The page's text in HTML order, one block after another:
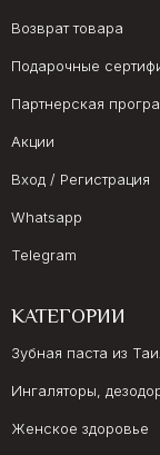
Возврат товара
Подарочные
Партнерская
Акции
Вход / Регистрация
Whatsapp
Telegram
КАТЕГОРИИ
Зубная паста из
Ингаляторы,
Женское здоровье